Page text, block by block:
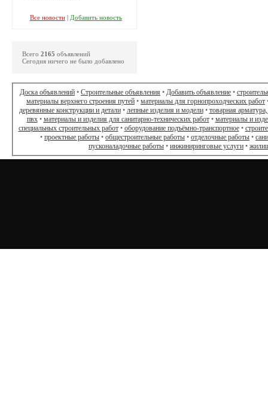
Все новости| Добавить новость
Всего 2165 объявлений
Сегодня ничего не было добавлено
Доска объявлений • Строительные объявления • Добавить объявление •
материалы верхнего строения путей • материалы для горнопроходческих работ
деревянные конструкции и детали• лепные изделия и модели• товарная
пвх• материалы и изделия для санитарно-технических работ• материалы и
специальных строительных работ• оборудование подъёмно-транспортное•
• проектные работы • общестроительные работы • отделочные работы •
пусконаладочные работы • инжиниринговые услуги •